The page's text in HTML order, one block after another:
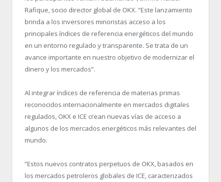
Rafique, socio director global de OKX. “Este lanzamiento
brinda a los inversores minoristas acceso a los
principales índices de referencia energéticos del mundo
en un entorno regulado y transparente. Se trata de un
avance importante en nuestro objetivo de modernizar el
dinero y los mercados”.
Al integrar índices de referencia de materias primas
reconocidos internacionalmente en mercados digitales
regulados, OKX e ICE crean nuevas vías de acceso a
algunos de los mercados energéticos más relevantes del
mundo.
“Estos nuevos contratos perpetuos de OKX, basados en
los mercados petroleros globales de ICE, caracterizados